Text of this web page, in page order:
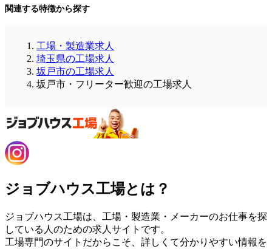
関連する特徴から探す
工場・製造業求人
埼玉県の工場求人
坂戸市の工場求人
坂戸市・フリーター歓迎の工場求人
ジョブハウス工場とは？
ジョブハウス工場は、工場・製造業・メーカーのお仕事を探
している人のための求人サイトです。
工場専門のサイトだからこそ、詳しくて分かりやすい情報を